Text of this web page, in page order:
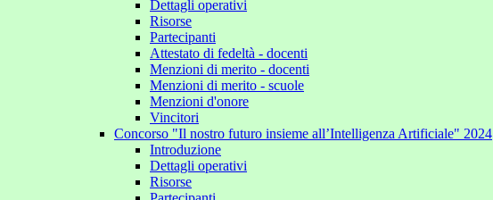
Dettagli operativi
Risorse
Partecipanti
Attestato di fedeltà - docenti
Menzioni di merito - docenti
Menzioni di merito - scuole
Menzioni d'onore
Vincitori
Concorso "Il nostro futuro insieme all’Intelligenza Artificiale" 2024
Introduzione
Dettagli operativi
Risorse